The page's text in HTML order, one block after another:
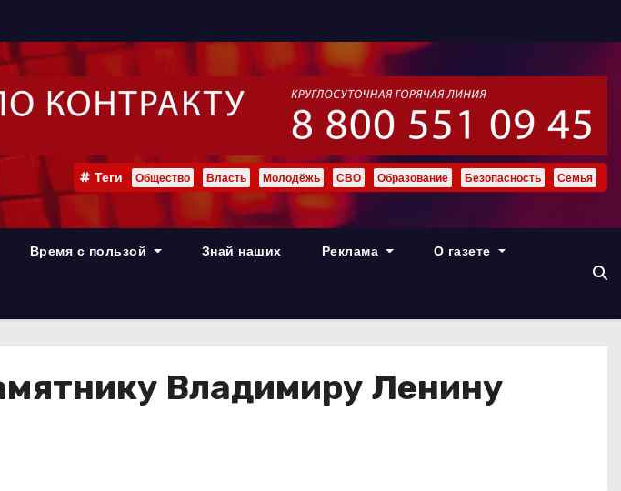
Теги Общество Власть Молодёжь СВО Образование Безопасность Семья
Время с пользой Знай наших Реклама О газете
Владимиру Ленину